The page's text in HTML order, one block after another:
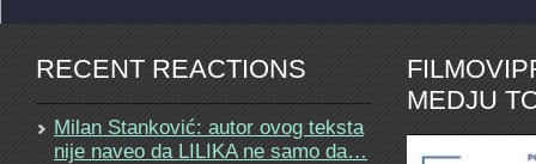
RECENT REACTIONS
Milan Stanković: autor ovog teksta
nije naveo da LILIKA ne samo da…
MEDJU